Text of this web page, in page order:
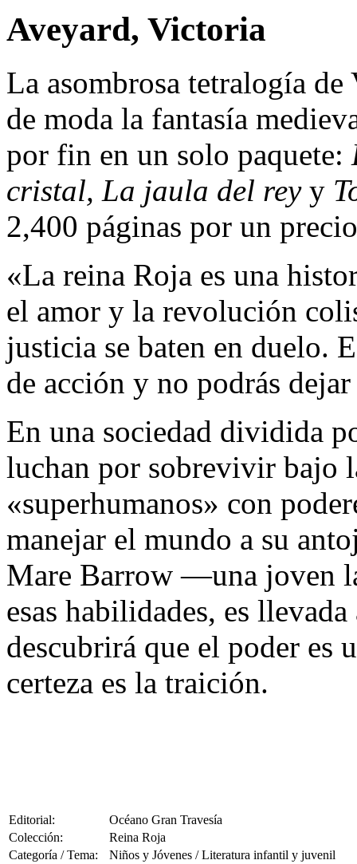
Aveyard, Victoria
La asombrosa tetralogía
de moda la fantasía
por fin en un solo paquete:
cristal, La jaula del reyy
2,400 páginas por un
«La reina Roja es una
el amor y la revolución
justicia se baten en duelo.
de acción y no podrás
En una sociedad dividida
luchan por sobrevivir bajo
«superhumanos» con
manejar el mundo a su
Mare Barrow —una joven
esas habilidades, es
descubrirá que el poder es
certeza es la traición.
Editorial:
Océano Gran Travesía
Colección:
Reina Roja
Categoría / Tema:
Niños y Jóvenes / Literatura infantil y juvenil